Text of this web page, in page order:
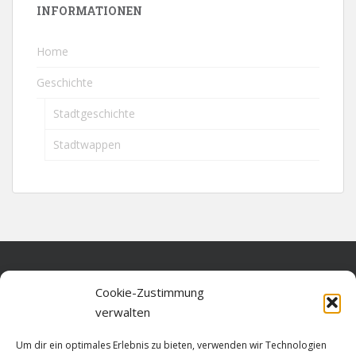
Cookie-Zustimmung
verwalten
Um dir ein optimales Erlebnis zu bieten, verwenden wir Technologien
INFORMATIONEN
Home
Geschichte
Stadtgeschichte
Stadtwappen
Datenschutz